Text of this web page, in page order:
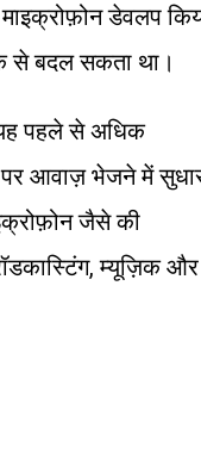
डेवलप
से बदल सकता था।
पहले से अधिक
पर आवाज़ भेजने में
जैसे की
म्यूज़िक और